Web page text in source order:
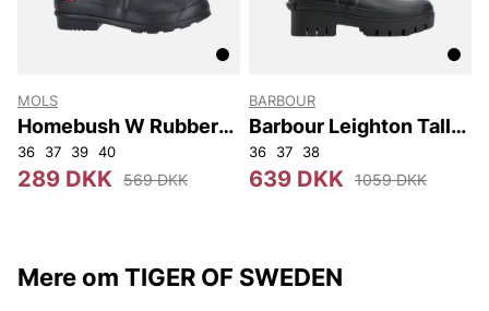
MOLS
Homebush W Rubber
Boot
36 37 39 40
289 DKK 569 DKK
BARBOUR
Barbour Leighton Tall
Welly
36 37 38
639 DKK 1059 DKK
Mere om TIGER OF SWEDEN